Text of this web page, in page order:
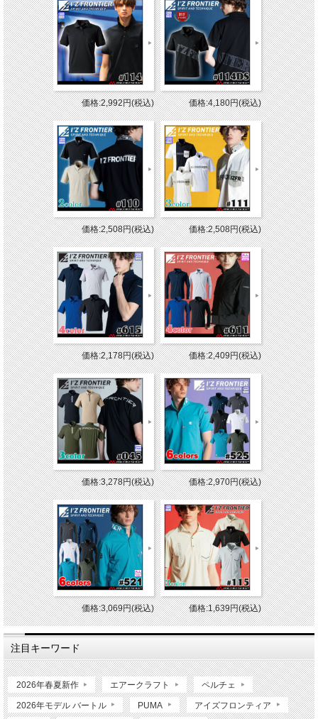
価格:2,992円(税込) 価格:4,180円(税込)
価格:2,508円(税込) 価格:2,508円(税込)
価格:2,178円(税込) 価格:2,409円(税込)
価格:3,278円(税込) 価格:2,970円(税込)
価格:3,069円(税込) 価格:1,639円(税込)
注目キーワード
2026年春夏新作 エアークラフト ペルチェ
2026年モデル バートル PUMA アイズフロンティア